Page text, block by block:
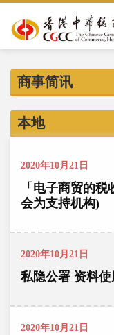
商事简讯
本地
2020年10月21日
「电子商贸的
会为支持机构)
2020年10月21日
私隐公署 资料
2020年10月21日